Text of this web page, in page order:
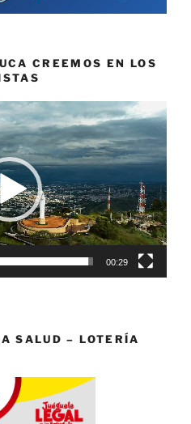
CREEMOS EN LOS
00:29
SALUD – LOTERÍA